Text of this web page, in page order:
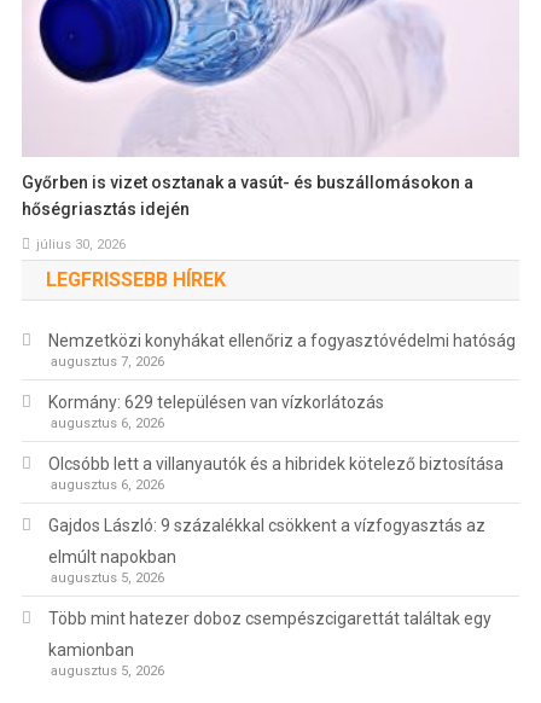
Győrben is vizet osztanak a vasút- és buszállomásokon a
hőségriasztás idején
július 30, 2026
LEGFRISSEBB HÍREK
Nemzetközi konyhákat ellenőriz a fogyasztóvédelmi hatóság
augusztus 7, 2026
Kormány: 629 településen van vízkorlátozás
augusztus 6, 2026
Olcsóbb lett a villanyautók és a hibridek kötelező biztosítása
augusztus 6, 2026
Gajdos László: 9 százalékkal csökkent a vízfogyasztás az
elmúlt napokban
augusztus 5, 2026
Több mint hatezer doboz csempészcigarettát találtak egy
kamionban
augusztus 5, 2026